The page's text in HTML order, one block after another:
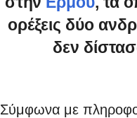
ορέξεις δύο
δεν
Σύμφωνα με